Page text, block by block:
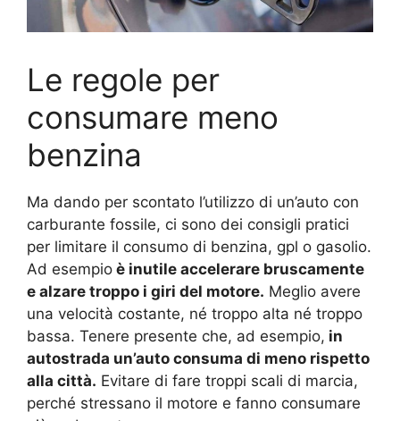
Le regole per
consumare meno
benzina
Ma dando per scontato l’utilizzo di un’auto con
carburante fossile, ci sono dei consigli pratici
per limitare il consumo di benzina, gpl o gasolio.
Ad esempio è inutile accelerare bruscamente
e alzare troppo i giri del motore. Meglio avere
una velocità costante, né troppo alta né troppo
bassa. Tenere presente che, ad esempio, in
autostrada un’auto consuma di meno rispetto
alla città. Evitare di fare troppi scali di marcia,
perché stressano il motore e fanno consumare